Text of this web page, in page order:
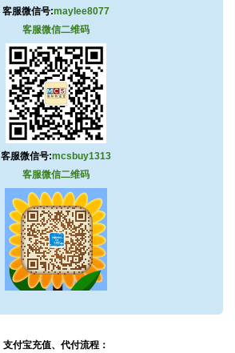
客服微信号:maylee8077
客服微信二维码
客服微信号:mcsbuy1313
客服微信二维码
支付宝充值、代付流程：